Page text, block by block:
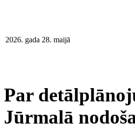
2026. gada 28. maijā
Par
Jūrmalā